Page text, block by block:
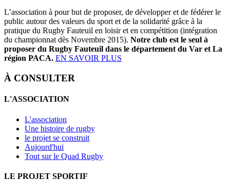
L’association à pour but de proposer, de développer et de fédérer le
public autour des valeurs du sport et de la solidarité grâce à la
pratique du Rugby Fauteuil en loisir et en compétition (intégration
du championnat dès Novembre 2015). Notre club est le seul à
proposer du Rugby Fauteuil dans le département du Var et La
région PACA. EN SAVOIR PLUS
À CONSULTER
L'ASSOCIATION
L'association
Une histoire de rugby
le projet se construit
Aujourd'hui
Tout sur le Quad Rugby
LE PROJET SPORTIF